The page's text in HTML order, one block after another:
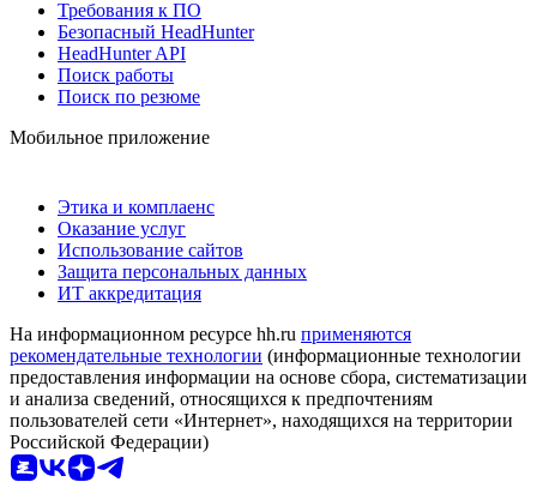
Требования к ПО
Безопасный HeadHunter
HeadHunter API
Поиск работы
Поиск по резюме
Мобильное приложение
Этика и комплаенс
Оказание услуг
Использование сайтов
Защита персональных данных
ИТ аккредитация
На информационном ресурсе hh.ru применяются
рекомендательные технологии (информационные технологии
предоставления информации на основе сбора, систематизации
и анализа сведений, относящихся к предпочтениям
пользователей сети «Интернет», находящихся на территории
Российской Федерации)